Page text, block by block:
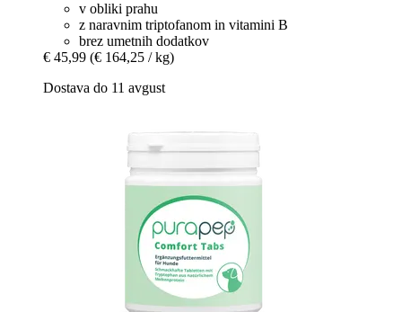
v obliki prahu
z naravnim triptofanom in vitamini B
brez umetnih dodatkov
€ 45,99 (€ 164,25 / kg)
Dostava do 11 avgust